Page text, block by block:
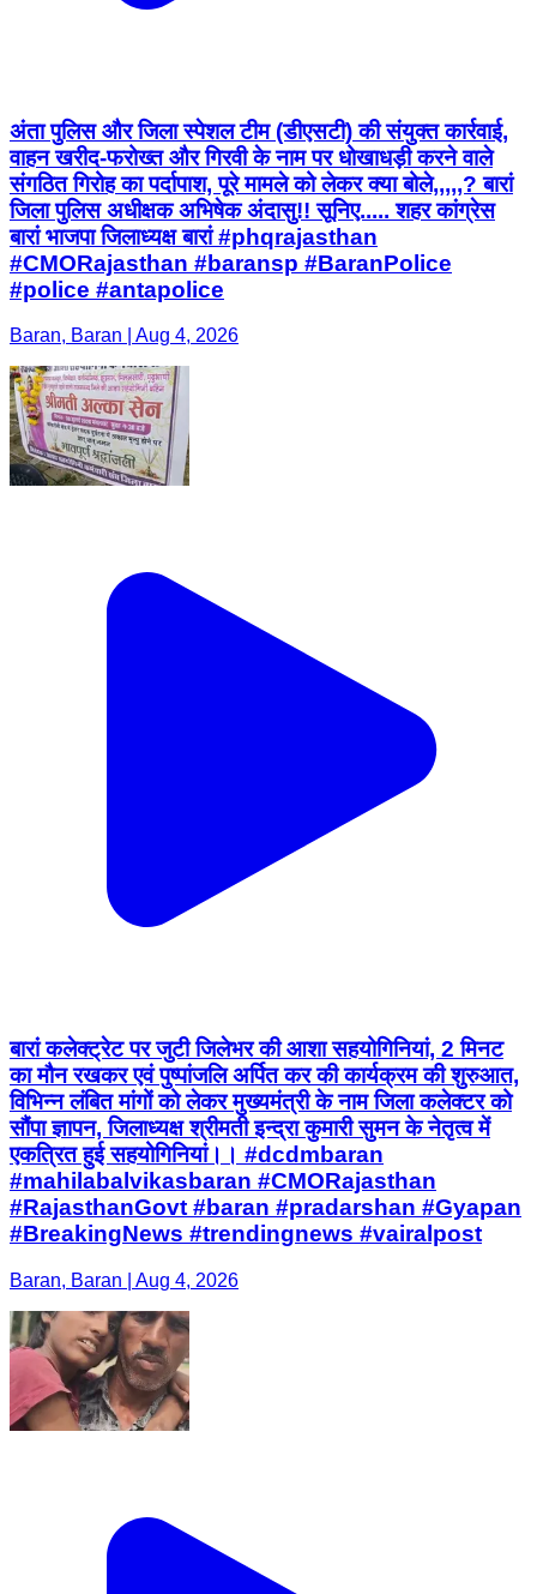
अंता पुलिस और जिला स्पेशल टीम (डीएसटी) की संयुक्त कार्रवाई,
वाहन खरीद-फरोख्त और गिरवी के नाम पर धोखाधड़ी करने वाले
संगठित गिरोह का पर्दापाश, पूरे मामले को लेकर क्या बोले,,,,,? बारां
जिला पुलिस अधीक्षक अभिषेक अंदासु!! सूनिए..... शहर कांग्रेस
बारां भाजपा जिलाध्यक्ष बारां #phqrajasthan
#CMORajasthan #baransp #BaranPolice
#police #antapolice
Baran, Baran | Aug 4, 2026
बारां कलेक्ट्रेट पर जुटी जिलेभर की आशा सहयोगिनियां, 2 मिनट
का मौन रखकर एवं पुष्पांजलि अर्पित कर की कार्यक्रम की शुरुआत,
विभिन्न लंबित मांगों को लेकर मुख्यमंत्री के नाम जिला कलेक्टर को
सौंपा ज्ञापन, जिलाध्यक्ष श्रीमती इन्द्रा कुमारी सुमन के नेतृत्व में
एकत्रित हुई सहयोगिनियां।। #dcdmbaran
#mahilabalvikasbaran #CMORajasthan
#RajasthanGovt #baran #pradarshan #Gyapan
#BreakingNews #trendingnews #vairalpost
Baran, Baran | Aug 4, 2026